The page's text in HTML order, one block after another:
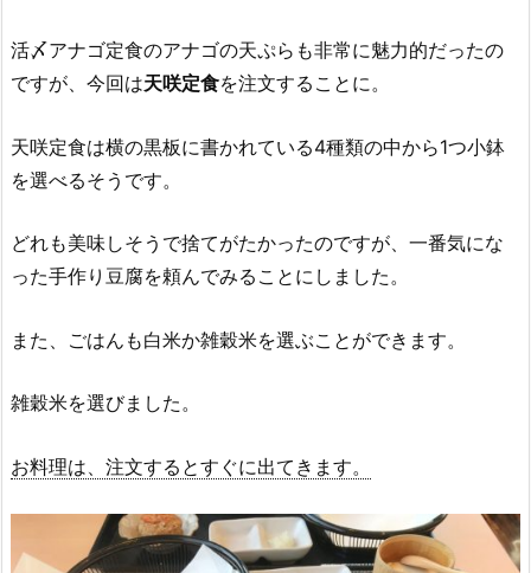
活〆アナゴ定食のアナゴの天ぷらも非常に魅力的だったの
ですが、今回は天咲定食を注文することに。
天咲定食は横の黒板に書かれている4種類の中から1つ小鉢
を選べるそうです。
どれも美味しそうで捨てがたかったのですが、一番気にな
った手作り豆腐を頼んでみることにしました。
また、ごはんも白米か雑穀米を選ぶことができます。
雑穀米を選びました。
お料理は、注文するとすぐに出てきます。